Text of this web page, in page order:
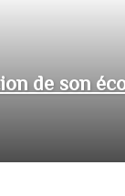
de son